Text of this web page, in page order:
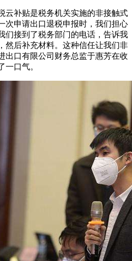
云补贴是税务机关实施的非接触式
次申请出口退税申报时，我们担心
们接到了税务部门的电话，告诉我
然后补充材料。这种信任让我们非
出口有限公司财务总监于惠芳在收
一口气。